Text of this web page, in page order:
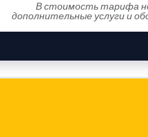
В стоимость тарифа
дополнительные услуги и